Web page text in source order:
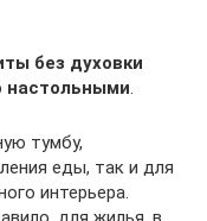
без духовки
настольными.
тумбу,
еды, так и для
интерьера.